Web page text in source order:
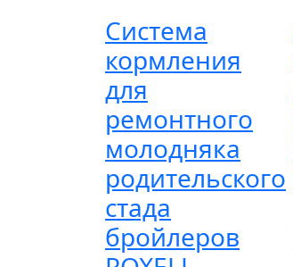
Система
кормления
для
ремонтного
молодняка
родительского
стада
бройлеров